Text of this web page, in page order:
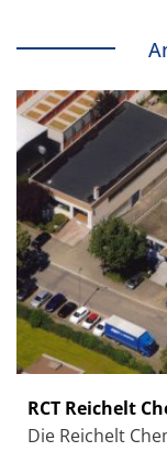
RCT Reichelt
Die Reichelt